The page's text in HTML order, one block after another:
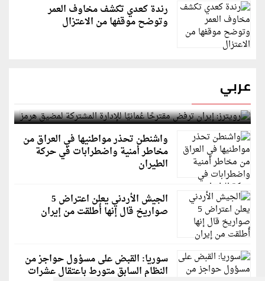
رندة كعدي تكشف مخاوف العمر
وتوضح موقفها من الاعتزال
عربي
رويترز: إيران ترفض مقترحًا عُمانيًا للإدارة المشتركة
لمضيق هرمز
واشنطن تحذر مواطنيها في العراق من
مخاطر أمنية واضطرابات في حركة
الطيران
الجيش الأردني يعلن اعتراض 5
صواريخ قال إنها أُطلقت من إيران
سوريا: القبض على مسؤول حواجز من
النظام السابق متورط باعتقال عشرات